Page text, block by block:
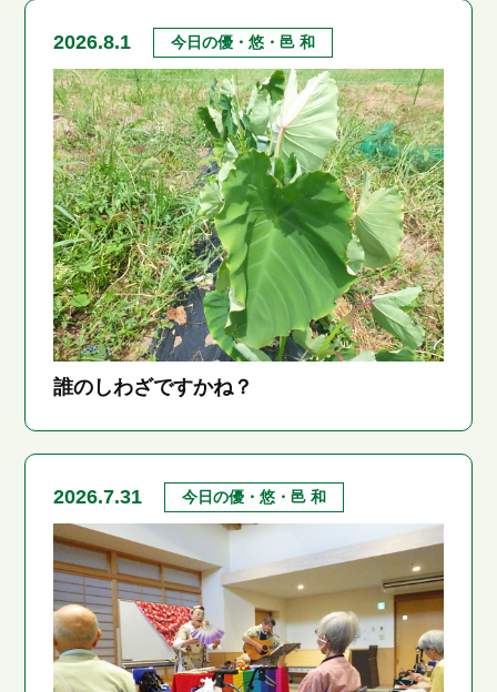
2026.8.1 今日の優・悠・邑 和
誰のしわざですかね？
2026.7.31 今日の優・悠・邑 和